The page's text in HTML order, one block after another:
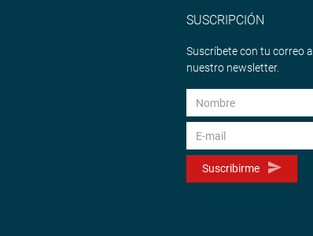
SUSCRIPCIÓN
Suscríbete con tu correo a
nuestro newsletter.
Suscribirme